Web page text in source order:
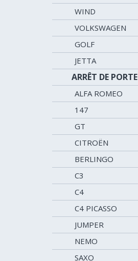
WIND
VOLKSWAGEN
GOLF
JETTA
ARRÊT DE PORTE
ALFA ROMEO
147
GT
CITROËN
BERLINGO
C3
C4
C4 PICASSO
JUMPER
NEMO
SAXO